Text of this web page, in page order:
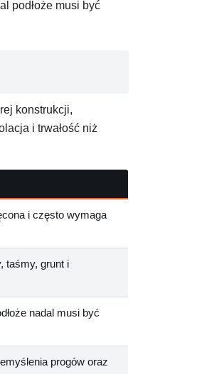
podłoże musi być
konstrukcji,
i trwałość niż
i często wymaga
taśmy, grunt i
nadal musi być
progów oraz